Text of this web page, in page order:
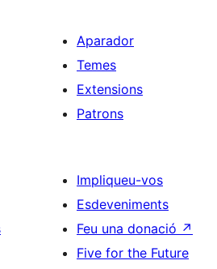
Aparador
Temes
Extensions
Patrons
Impliqueu-vos
Esdeveniments
Feu una donació ↗
Five for the Future